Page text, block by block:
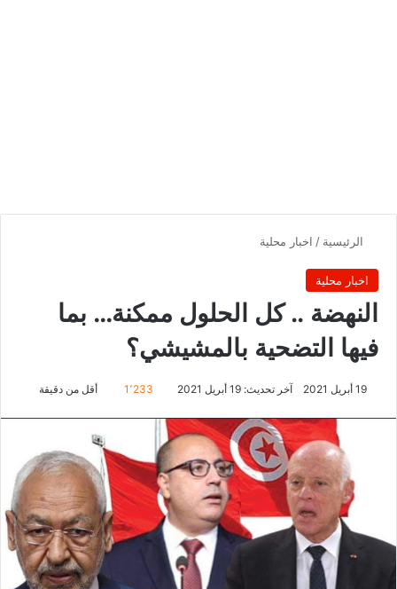
الرئيسية / اخبار محلية
اخبار محلية
النهضة .. كل الحلول ممكنة… بما
فيها التضحية بالمشيشي؟
19 أبريل 2021 آخر تحديث: 19 أبريل 2021 1٬233 أقل من دقيقة